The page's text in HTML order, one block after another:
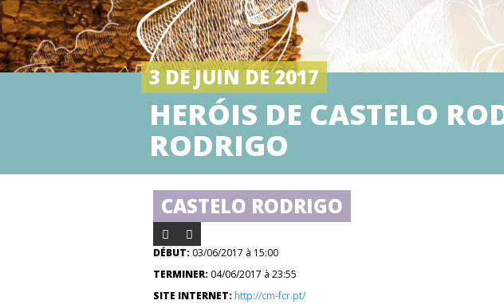
3 DE JUIN DE 2017
HERÓIS DE CASTELO
RODRIGO
CASTELO RODRIGO
DÉBUT: 03/06/2017 à 15:00
TERMINER: 04/06/2017 à 23:55
SITE INTERNET: http://cm-fcr.pt/